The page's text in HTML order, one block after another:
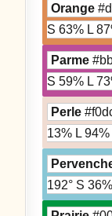
Orange
S 63% L
Parme
S 59% L
Perle
13% L 94%
192° S